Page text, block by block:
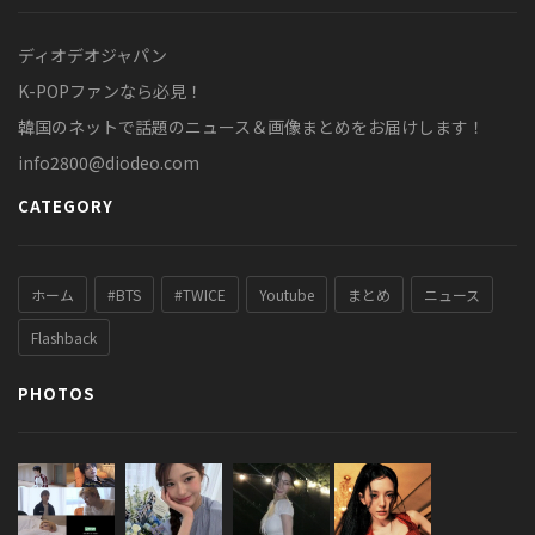
ディオデオジャパン
K-POPファンなら必見！
韓国のネットで話題のニュース＆画像まとめをお届けします！
info2800@diodeo.com
CATEGORY
ホーム #BTS #TWICE Youtube まとめ ニュース
Flashback
PHOTOS